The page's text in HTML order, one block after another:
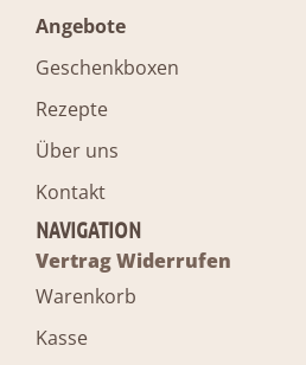
Angebote
Geschenkboxen
Rezepte
Über uns
Kontakt
NAVIGATION
Vertrag Widerrufen
Warenkorb
Kasse